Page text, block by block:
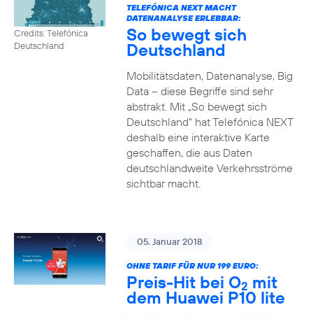
Credits: Telefónica
Deutschland
TELEFÓNICA NEXT MACHT
DATENANALYSE ERLEBBAR:
So bewegt sich
Deutschland
Mobilitätsdaten, Datenanalyse, Big
Data – diese Begriffe sind sehr
abstrakt. Mit „So bewegt sich
Deutschland“ hat Telefónica NEXT
deshalb eine interaktive Karte
geschaffen, die aus Daten
deutschlandweite Verkehrsströme
sichtbar macht.
05. Januar 2018
OHNE TARIF FÜR NUR 199 EURO:
Preis-Hit bei O2 mit
dem Huawei P10 lite